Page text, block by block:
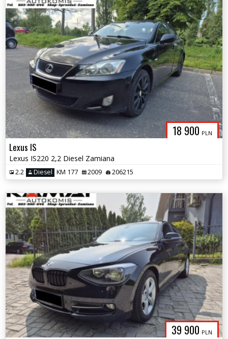
18 900 PLN
Lexus IS
Lexus IS220 2,2 Diesel Zamiana
2.2 Diesel KM 177 2009 206215
39 900 PLN